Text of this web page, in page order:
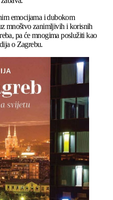
emocijama i dubokom
mnoštvo zanimljivih i korisnih
pa će mnogima poslužiti kao
o Zagrebu.